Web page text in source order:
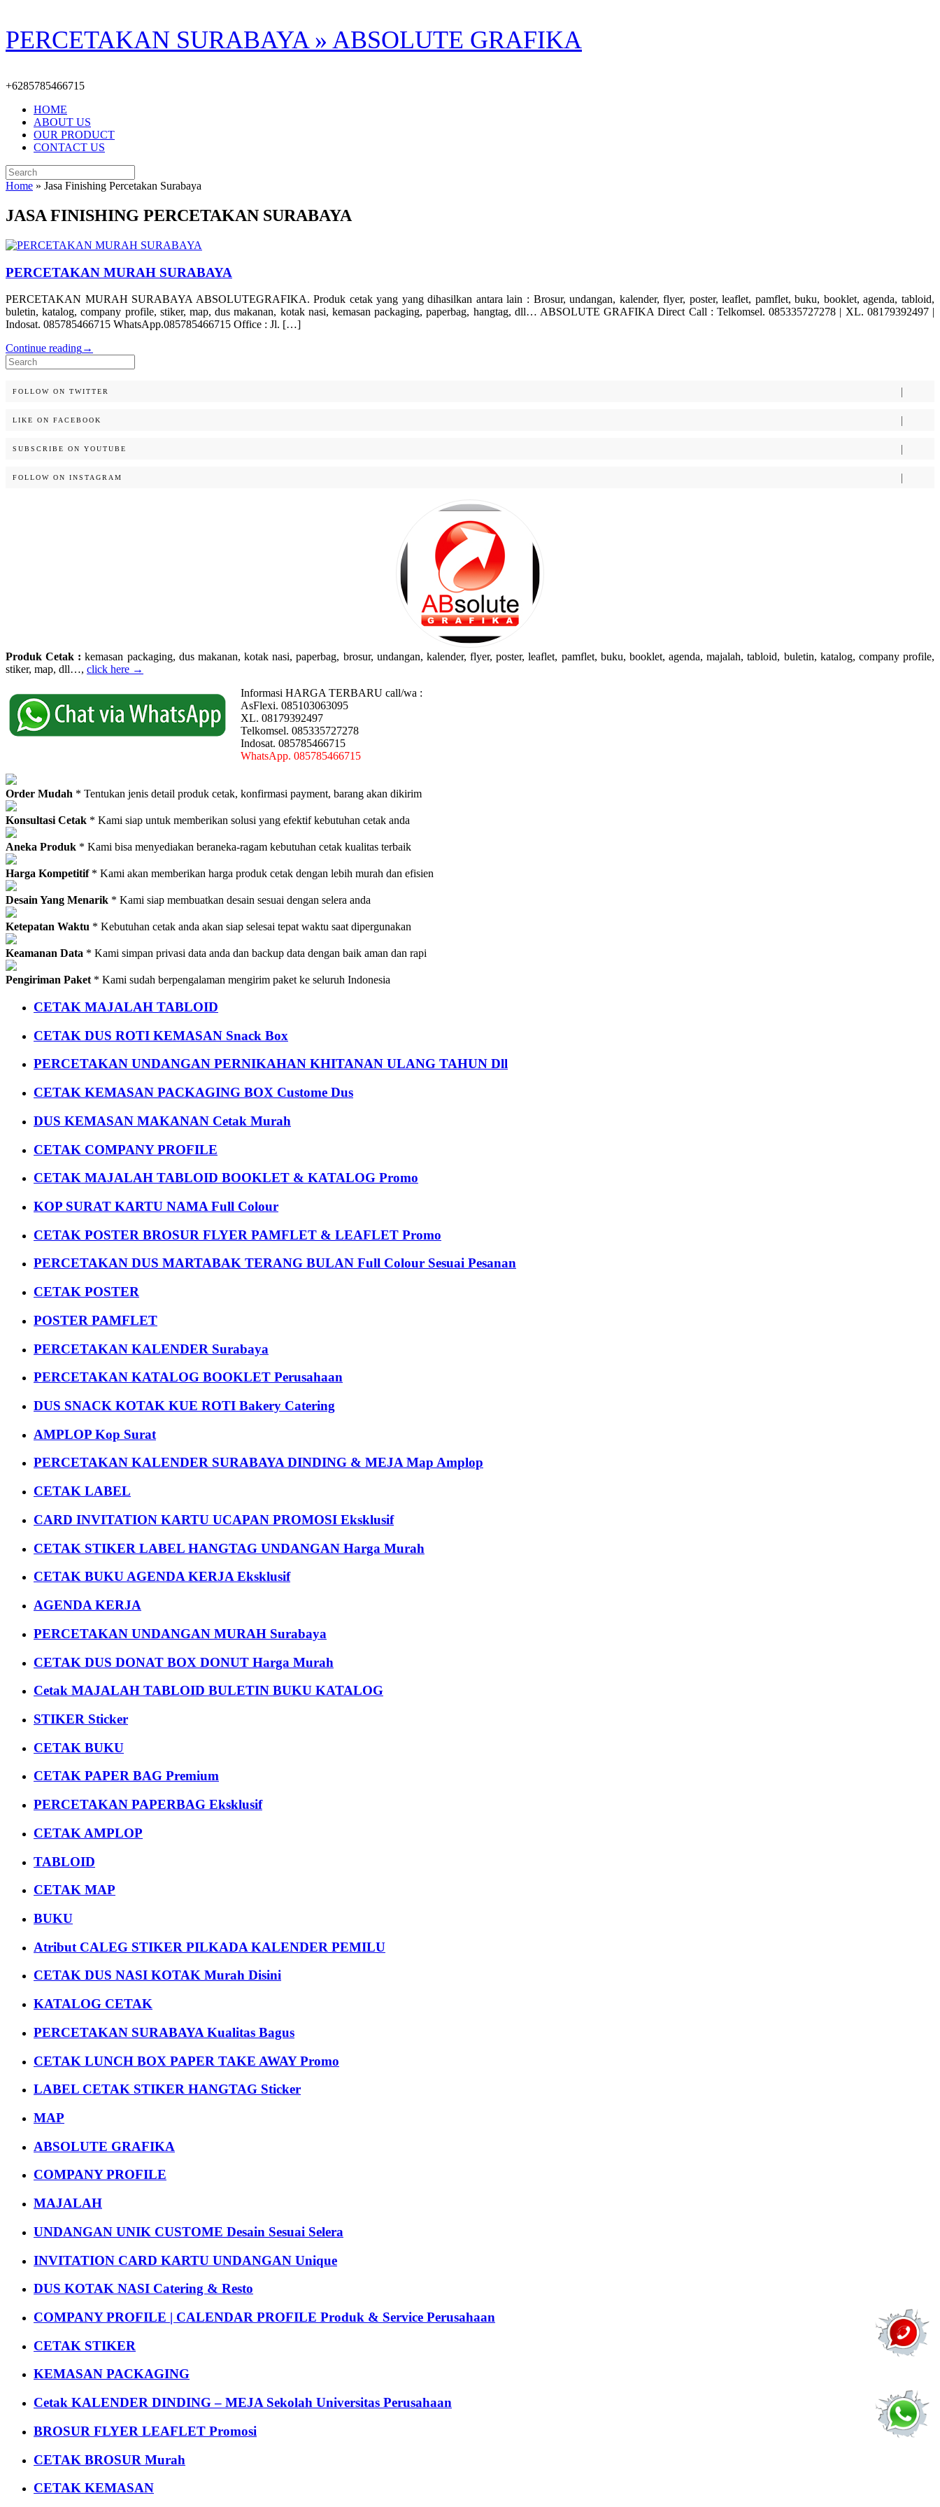
Skip
to
content
PERCETAKAN SURABAYA » ABSOLUTE GRAFIKA
+6285785466715
HOME
ABOUT US
OUR PRODUCT
CONTACT US
Search
for:
Home » Jasa Finishing Percetakan Surabaya
JASA FINISHING PERCETAKAN SURABAYA
PERCETAKAN MURAH SURABAYA
PERCETAKAN MURAH SURABAYA ABSOLUTEGRAFIKA. Produk cetak yang yang dihasilkan antara lain : Brosur, undangan, kalender, flyer, poster, leaflet, pamflet, buku, booklet, agenda, tabloid,
buletin, katalog, company profile, stiker, map, dus makanan, kotak nasi, kemasan packaging, paperbag, hangtag, dll… ABSOLUTE GRAFIKA Direct Call : Telkomsel. 085335727278 | XL. 08179392497 |
Indosat. 085785466715 WhatsApp.085785466715 Office : Jl. […]
Continue reading→
Search
for:
FOLLOW ON TWITTER
LIKE ON FACEBOOK
SUBSCRIBE ON YOUTUBE
FOLLOW ON INSTAGRAM
Produk Cetak : kemasan packaging, dus makanan, kotak nasi, paperbag, brosur, undangan, kalender, flyer, poster, leaflet, pamflet, buku, booklet, agenda, majalah, tabloid, buletin, katalog, company profile,
stiker, map, dll…, click here →
Informasi HARGA TERBARU call/wa :
AsFlexi. 085103063095
XL. 08179392497
Telkomsel. 085335727278
Indosat. 085785466715
WhatsApp. 085785466715
Order Mudah * Tentukan jenis detail produk cetak, konfirmasi payment, barang akan dikirim
Konsultasi Cetak * Kami siap untuk memberikan solusi yang efektif kebutuhan cetak anda
Aneka Produk * Kami bisa menyediakan beraneka-ragam kebutuhan cetak kualitas terbaik
Harga Kompetitif* Kami akan memberikan harga produk cetak dengan lebih murah dan efisien
Desain Yang Menarik * Kami siap membuatkan desain sesuai dengan selera anda
Ketepatan Waktu * Kebutuhan cetak anda akan siap selesai tepat waktu saat dipergunakan
Keamanan Data * Kami simpan privasi data anda dan backup data dengan baik aman dan rapi
Pengiriman Paket * Kami sudah berpengalaman mengirim paket ke seluruh Indonesia
CETAK MAJALAH TABLOID
CETAK DUS ROTI KEMASAN Snack Box
PERCETAKAN UNDANGAN PERNIKAHAN KHITANAN ULANG TAHUN Dll
CETAK KEMASAN PACKAGING BOX Custome Dus
DUS KEMASAN MAKANAN Cetak Murah
CETAK COMPANY PROFILE
CETAK MAJALAH TABLOID BOOKLET & KATALOG Promo
KOP SURAT KARTU NAMA Full Colour
CETAK POSTER BROSUR FLYER PAMFLET & LEAFLET Promo
PERCETAKAN DUS MARTABAK TERANG BULAN Full Colour Sesuai Pesanan
CETAK POSTER
POSTER PAMFLET
PERCETAKAN KALENDER Surabaya
PERCETAKAN KATALOG BOOKLET Perusahaan
DUS SNACK KOTAK KUE ROTI Bakery Catering
AMPLOP Kop Surat
PERCETAKAN KALENDER SURABAYA DINDING & MEJA Map Amplop
CETAK LABEL
CARD INVITATION KARTU UCAPAN PROMOSI Eksklusif
CETAK STIKER LABEL HANGTAG UNDANGAN Harga Murah
CETAK BUKU AGENDA KERJA Eksklusif
AGENDA KERJA
PERCETAKAN UNDANGAN MURAH Surabaya
CETAK DUS DONAT BOX DONUT Harga Murah
Cetak MAJALAH TABLOID BULETIN BUKU KATALOG
STIKER Sticker
CETAK BUKU
CETAK PAPER BAG Premium
PERCETAKAN PAPERBAG Eksklusif
CETAK AMPLOP
TABLOID
CETAK MAP
BUKU
Atribut CALEG STIKER PILKADA KALENDER PEMILU
CETAK DUS NASI KOTAK Murah Disini
KATALOG CETAK
PERCETAKAN SURABAYA Kualitas Bagus
CETAK LUNCH BOX PAPER TAKE AWAY Promo
LABEL CETAK STIKER HANGTAG Sticker
MAP
ABSOLUTE GRAFIKA
COMPANY PROFILE
MAJALAH
UNDANGAN UNIK CUSTOME Desain Sesuai Selera
INVITATION CARD KARTU UNDANGAN Unique
DUS KOTAK NASI Catering & Resto
COMPANY PROFILE | CALENDAR PROFILE Produk & Service Perusahaan
CETAK STIKER
KEMASAN PACKAGING
Cetak KALENDER DINDING – MEJA Sekolah Universitas Perusahaan
BROSUR FLYER LEAFLET Promosi
CETAK BROSUR Murah
CETAK KEMASAN